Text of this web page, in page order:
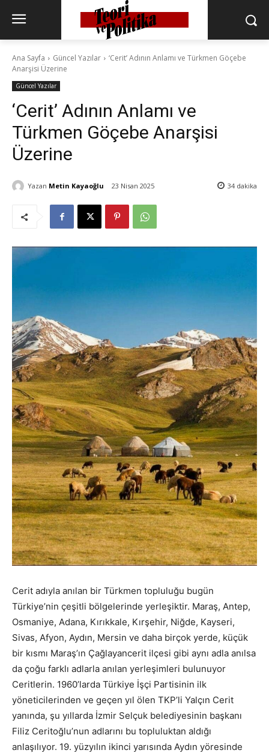
Ana Sayfa Güncel Yazılar
‘Cerit’ Adının Anlamı ve Türkmen Göçebe
Anarşisi Üzerine
Güncel Yazılar
‘Cerit’ Adının Anlamı ve
Türkmen Göçebe Anarşisi
Üzerine
Yazan Metin Kayaoğlu 23 Nisan 2025 34 dakika
Cerit adıyla anılan bir Türkmen topluluğu bugün
Türkiye’nin çeşitli bölgelerinde yerleşiktir. Maraş, Antep,
Osmaniye, Adana, Kırıkkale, Kırşehir, Niğde, Kayseri,
Sivas, Afyon, Aydın, Mersin ve daha birçok yerde, küçük
bir kısmı Maraş’ın Çağlayancerit ilçesi gibi aynı adla anılsa
da çoğu farklı adlarla anılan yerleşimleri bulunuyor
Ceritlerin. 1960’larda Türkiye İşçi Partisinin ilk
yöneticilerinden ve geçen yıl ölen TKP’li Yalçın Cerit
yanında, şu yıllarda İzmir Selçuk belediyesinin başkanı
Filiz Ceritoğlu’nun adlarını bu topluluktan aldığı
anlaşılıyor. 19. yüzyılın ikinci yarısında Aydın yöresinde